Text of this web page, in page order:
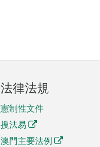
法律法規
憲制性文件
搜法易
澳門主要法例